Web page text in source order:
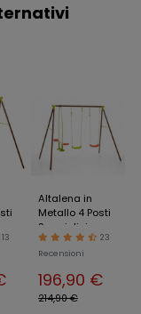
13
Altalena in
Metallo 4 Posti
Seggiolini
Gioco per
Bambini
23
Recensioni
196,90 €
214,90 €